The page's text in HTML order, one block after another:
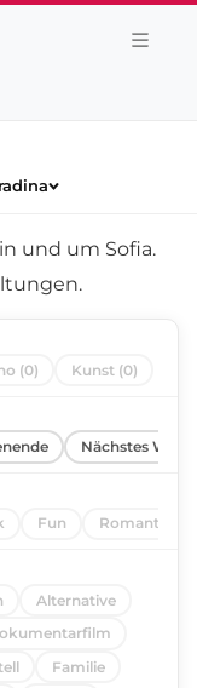
und um Sofia.
(0) Kunst (0)
Nächstes
Fun Romantic
Alternative
Familie